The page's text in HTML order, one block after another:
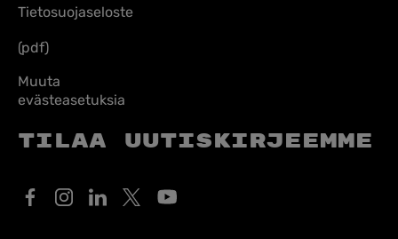
Tietosuojaseloste
(pdf)
Muuta
evästeasetuksia
Tilaa uutiskirjeemme